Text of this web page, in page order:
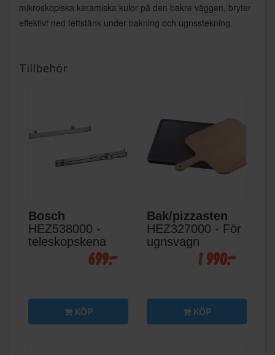
mikroskopiska keramiska kulor på den bakre väggen, bryter
effektivt ned fettstänk under bakning och ugnsstekning.
Tillbehör
Bosch
HEZ538000 -
teleskopskena
699:-
KÖP
Bak/pizzasten
HEZ327000 - För
ugnsvagn
1 990:-
KÖP